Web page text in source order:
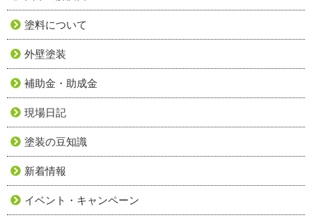
塗料について
外壁塗装
補助金・助成金
現場日記
塗装の豆知識
新着情報
イベント・キャンペーン